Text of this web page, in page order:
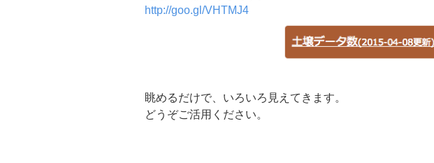
http://goo.gl/VHTMJ4
眺めるだけで、いろいろ見えてきます。
どうぞご活用ください。